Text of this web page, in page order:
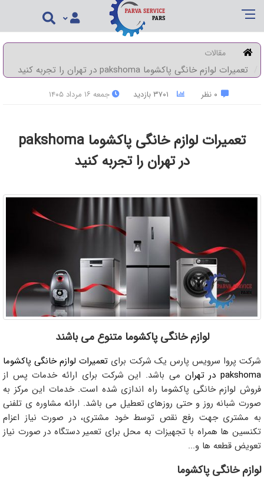
مقالات
تعمیرات لوازم خانگی پاکشوما pakshoma در تهران را تجربه کنید
جمعه ۱۶ مرداد ۱۴۰۵
تعمیرات لوازم خانگی پاکشوما pakshoma
در تهران را تجربه کنید
لوازم خانگی پاکشوما متنوع می باشند
شرکت پروا سرویس پارس یک شرکت برای تعمیرات لوازم خانگی پاکشوما
pakshoma در تهران
می باشد. این شرکت برای ارائه خدمات پس از
فروش لوازم خانگی پاکشوما راه اندازی شده است. خدمات این مرکز به
صورت شبانه روز و حتی روزهای تعطیل می باشد. ارائه مشاوره ی تلفنی
به مشتری جهت رفع نقص توسط خود مشتری، در صورت نیاز اعزام
تکنسین ها همراه با تجهیزات به محل برای تعمیر دستگاه در صورت نیاز
تعویض قطعه ها و...
لوازم خانگی پاکشوما